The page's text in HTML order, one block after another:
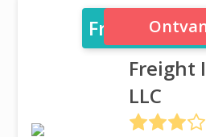
Freight
Freight
LLC